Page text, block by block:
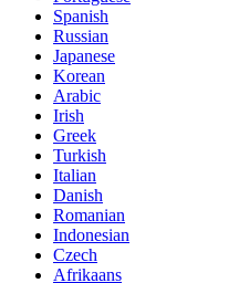
Spanish
Russian
Japanese
Korean
Arabic
Irish
Greek
Turkish
Italian
Danish
Romanian
Indonesian
Czech
Afrikaans